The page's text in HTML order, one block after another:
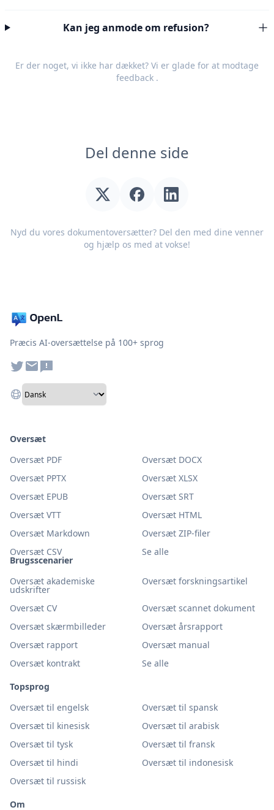
Kan jeg anmode om refusion?
Er der noget, vi ikke har dækket? Vi er glade for at modtage
feedback.
Del denne side
Nyd du vores dokumentoversætter? Del den med dine venner
og hjælp os med at vokse!
Præcis AI-oversættelse på 100+ sprog
Brugsscenarier
Oversæt akademiske
udskrifter
Oversæt forskningsartikel
Oversæt CV
Oversæt scannet dokument
Oversæt skærmbilleder
Oversæt årsrapport
Oversæt rapport
Oversæt manual
Oversæt kontrakt
Se alle
Topsprog
Oversæt til engelsk
Oversæt til spansk
Oversæt til kinesisk
Oversæt til arabisk
Oversæt til tysk
Oversæt til fransk
Oversæt til hindi
Oversæt til indonesisk
Oversæt til russisk
Oversæt
Oversæt PDF
Oversæt DOCX
Oversæt PPTX
Oversæt XLSX
Oversæt EPUB
Oversæt SRT
Oversæt VTT
Oversæt HTML
Oversæt Markdown
Oversæt ZIP-filer
Oversæt CSV
Se alle
Om